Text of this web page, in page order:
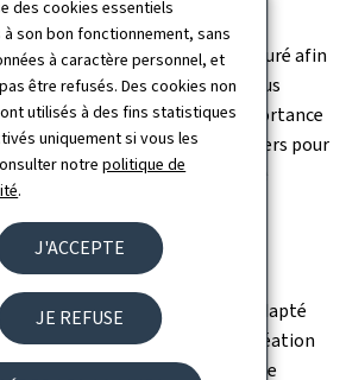
des cookies essentiels
à son bon fonctionnement, sans
à caractère personnel, et
être refusés. Des cookies non
utilisés à des fins statistiques
uniquement si vous les
notrepolitique de
.
J'ACCEPTE
JE REFUSE
d'aide de minimis est instauré afin
audiovisuels innovants et de plus
sens, la loi met en avant l'importance
plus modestes, véritables leviers pour
talents et renforcer la vitalité
pays.
une étape essentielle pour
du paysage audiovisuel
un cadre de soutien plus adapté
elle permettra de stimuler la création
la diversité des projets et de